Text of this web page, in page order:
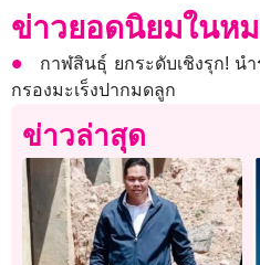
ข่าวยอดนิยมในห
กาฬสินธุ์ ยกระดับเชิงรุก! น
กรองมะเร็งปากมดลูก
ข่าวล่าสุด